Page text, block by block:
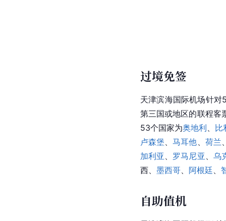
过境免签
天津滨海国际机场针对
第三国或地区的联程客
53个国家为奥地利、 比
卢森堡、马耳他、 荷兰
加利亚 、 罗马尼亚 、 乌
西、 墨西哥、 阿根廷、
自助值机